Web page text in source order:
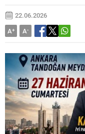
22.06.2026
A+ A-